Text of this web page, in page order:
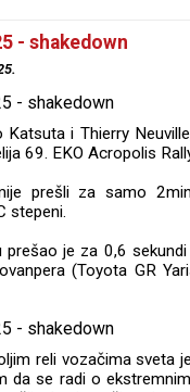
- shakedown
i Thierry
69. EKO Acropolis
prešli za samo
stepeni.
je za 0,6
(Toyota GR
reli vozačima sveta
da se radi o